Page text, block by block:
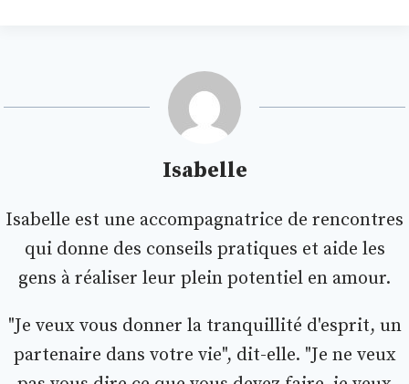
Isabelle
Isabelle est une accompagnatrice de rencontres
qui donne des conseils pratiques et aide les
gens à réaliser leur plein potentiel en amour.
"Je veux vous donner la tranquillité d'esprit, un
partenaire dans votre vie", dit-elle. "Je ne veux